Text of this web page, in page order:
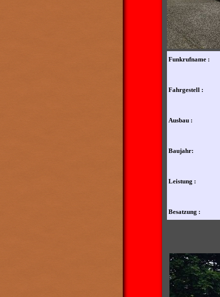
Funkrufname :
Fahrgestell :
Ausbau :
Baujahr:
Leistung :
Besatzung :